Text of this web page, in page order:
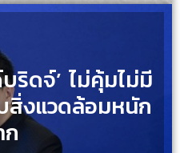
ริดจ์’ ไม่คุ้มไม่มี
สิ่งแวดล้อมหนัก